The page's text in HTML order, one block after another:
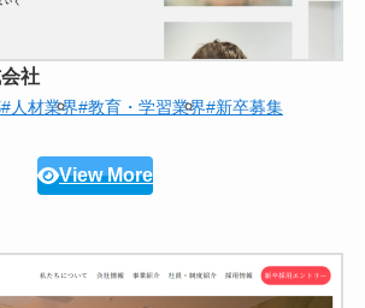
社
#人材業界#教育・学習業界#新卒募集
View More